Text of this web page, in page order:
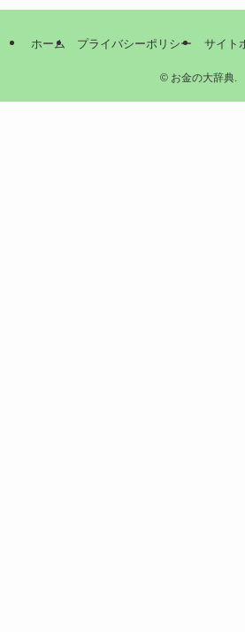
ホーム プライバシーポリシー サイト
©お金の大辞典.